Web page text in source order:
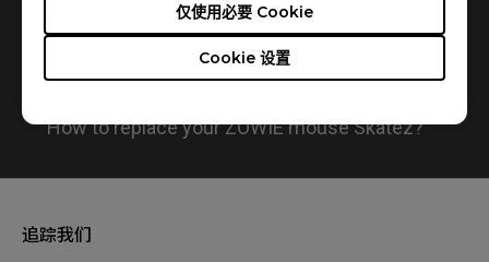
Cookie 设置
仅使用必要 Cookie
How to replace your ZOWIE mouse Skatez?
追踪我们